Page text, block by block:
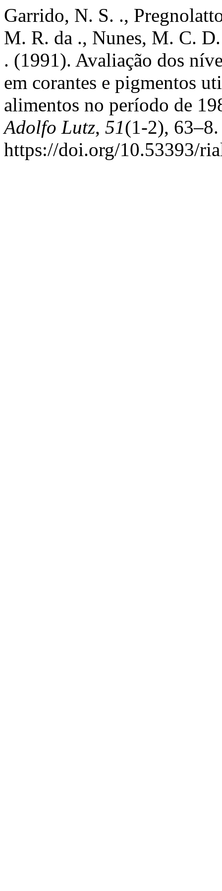
Garrido, N. S. .,
M. R. da ., Nunes, M. C.
. (1991). Avaliação dos
em corantes e pigmentos
alimentos no período de
Adolfo Lutz, 51(1-2), 63–8.
https://doi.org/10.53393/